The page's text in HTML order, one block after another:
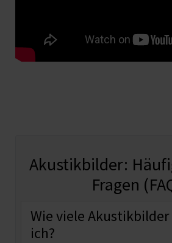
Akustikbilder:
Fragen
Wie viele
ich?